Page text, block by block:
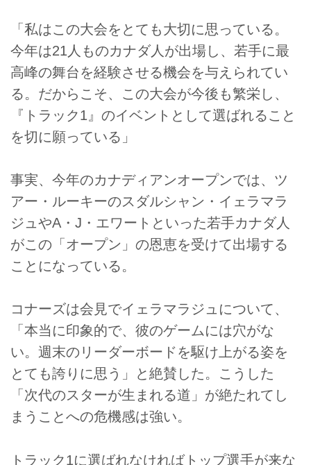
「私はこの大会をとても大切に思っている。
今年は21人ものカナダ人が出場し、若手に最
高峰の舞台を経験させる機会を与えられてい
る。だからこそ、この大会が今後も繁栄し、
『トラック1』のイベントとして選ばれること
を切に願っている」
事実、今年のカナディアンオープンでは、ツ
アー・ルーキーのスダルシャン・イェラマラ
ジュやA・J・エワートといった若手カナダ人
がこの「オープン」の恩恵を受けて出場する
ことになっている。
コナーズは会見でイェラマラジュについて、
「本当に印象的で、彼のゲームには穴がな
い。週末のリーダーボードを駆け上がる姿を
とても誇りに思う」と絶賛した。こうした
「次代のスターが生まれる道」が絶たれてし
まうことへの危機感は強い。
トラック1に選ばれなければトップ選手が来な